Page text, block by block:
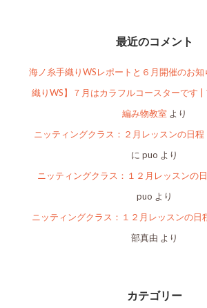
最近のコメント
海ノ糸手織りWSレポートと６月開催のお知
織りWS】７月はカラフルコースターです |
編み物教室 より
ニッティングクラス：２月レッスンの日程
に puo より
ニッティングクラス：１２月レッスンの日
puo より
ニッティングクラス：１２月レッスンの日
部真由 より
カテゴリー